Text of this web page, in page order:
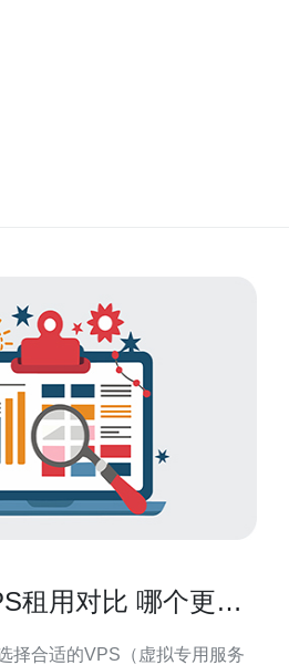
租用对比 哪个更适
择合适的VPS（虚拟专用服务